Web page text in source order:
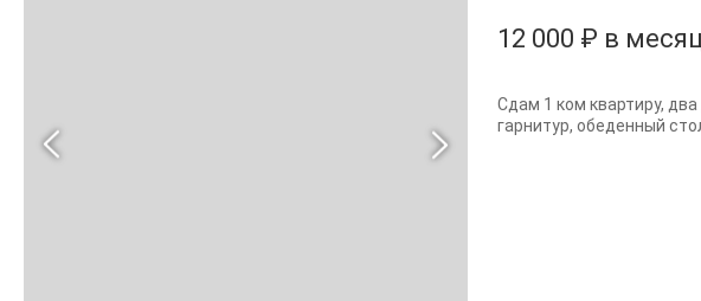
12 000 ₽ в
Сдам 1 ком квартиру,
гарнитур, обеденный